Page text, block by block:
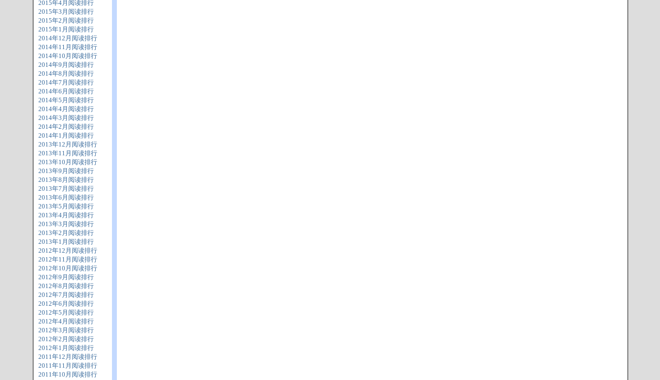
2015年4月阅读排行
2015年3月阅读排行
2015年2月阅读排行
2015年1月阅读排行
2014年12月阅读排行
2014年11月阅读排行
2014年10月阅读排行
2014年9月阅读排行
2014年8月阅读排行
2014年7月阅读排行
2014年6月阅读排行
2014年5月阅读排行
2014年4月阅读排行
2014年3月阅读排行
2014年2月阅读排行
2014年1月阅读排行
2013年12月阅读排行
2013年11月阅读排行
2013年10月阅读排行
2013年9月阅读排行
2013年8月阅读排行
2013年7月阅读排行
2013年6月阅读排行
2013年5月阅读排行
2013年4月阅读排行
2013年3月阅读排行
2013年2月阅读排行
2013年1月阅读排行
2012年12月阅读排行
2012年11月阅读排行
2012年10月阅读排行
2012年9月阅读排行
2012年8月阅读排行
2012年7月阅读排行
2012年6月阅读排行
2012年5月阅读排行
2012年4月阅读排行
2012年3月阅读排行
2012年2月阅读排行
2012年1月阅读排行
2011年12月阅读排行
2011年11月阅读排行
2011年10月阅读排行